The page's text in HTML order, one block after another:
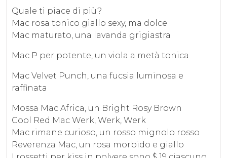
Quale ti piace di più?
Mac rosa tonico giallo sexy, ma dolce
Mac maturato, una lavanda grigiastra
Mac P per potente, un viola a metà tonica
Mac Velvet Punch, una fucsia luminosa e
raffinata
Mossa Mac Africa, un Bright Rosy Brown
Cool Red Mac Werk, Werk, Werk
Mac rimane curioso, un rosso mignolo rosso
Reverenza Mac, un rosa morbido e giallo